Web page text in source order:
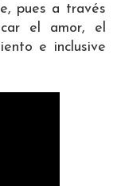
pues a través
el amor, el
e inclusive